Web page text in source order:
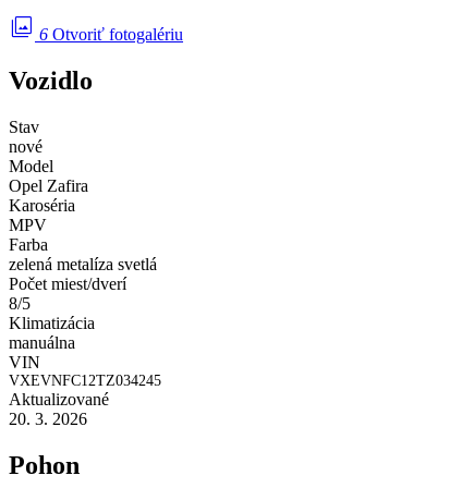
photo_library 6 Otvoriť fotogalériu
Vozidlo
Stav
nové
Model
Opel Zafira
Karoséria
MPV
Farba
zelená metalíza svetlá
Počet miest/dverí
8/5
Klimatizácia
manuálna
VIN
VXEVNFC12TZ034245
Aktualizované
20. 3. 2026
Pohon